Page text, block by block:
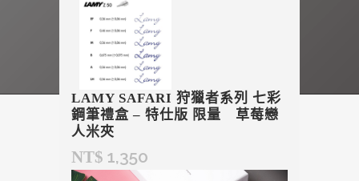
LAMY SAFARI 狩獵者系列 七彩
鋼筆禮盒 – 特仕版 限量 草莓戀
人米夾
NT$ 1,350